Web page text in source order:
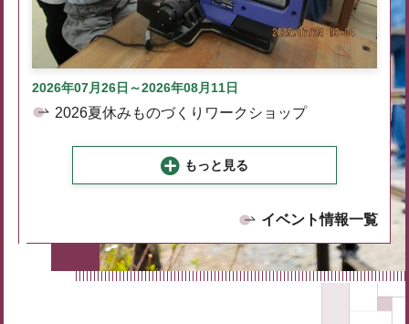
2026年07月26日～2026年08月11日
2026夏休みものづくりワークショップ
もっと見る
イベント情報一覧